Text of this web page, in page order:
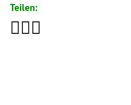
Teilen: